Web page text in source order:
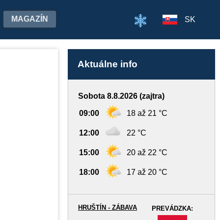
MAGAZÍN SK
Aktuálne info
Sobota 8.8.2026 (zajtra)
09:00 18 až 21 °C
12:00 22 °C
15:00 20 až 22 °C
18:00 17 až 20 °C
PREVÁDZKA:
HRUŠTÍN - ZÁBAVA